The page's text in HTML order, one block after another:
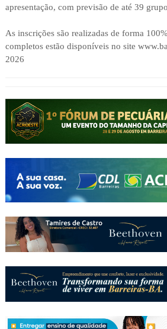
apresentação, com previsão de até 39
As inscrições são realizadas de forma
completos estão disponíveis no site
2026